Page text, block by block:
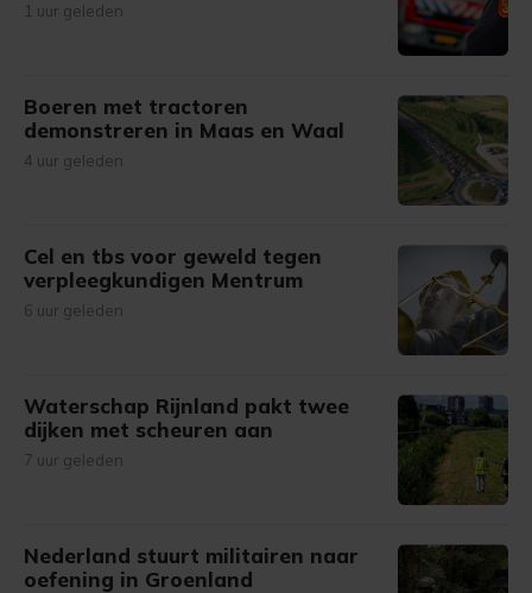
1 uur geleden
Boeren met tractoren
demonstreren in Maas en Waal
4 uur geleden
Cel en tbs voor geweld tegen
verpleegkundigen Mentrum
6 uur geleden
Waterschap Rijnland pakt twee
dijken met scheuren aan
7 uur geleden
Nederland stuurt militairen naar
oefening in Groenland